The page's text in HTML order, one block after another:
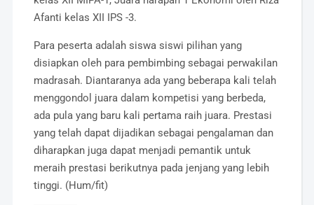
Afanti kelas XII IPS -3.
Para peserta adalah siswa siswi pilihan yang
disiapkan oleh para pembimbing sebagai perwakilan
madrasah. Diantaranya ada yang beberapa kali telah
menggondol juara dalam kompetisi yang berbeda,
ada pula yang baru kali pertama raih juara. Prestasi
yang telah dapat dijadikan sebagai pengalaman dan
diharapkan juga dapat menjadi pemantik untuk
meraih prestasi berikutnya pada jenjang yang lebih
tinggi. (Hum/fit)